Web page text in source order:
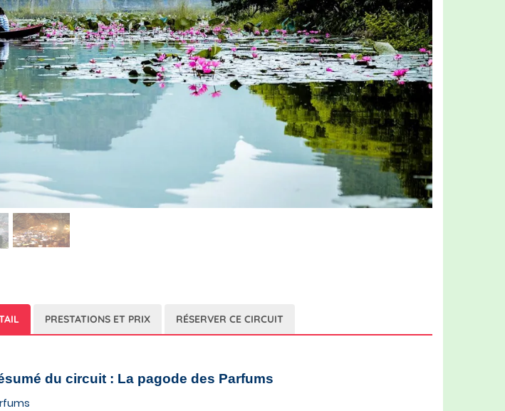
PRESTATIONS ET PRIX RÉSERVER CE CIRCUIT
du circuit : La pagode des Parfums